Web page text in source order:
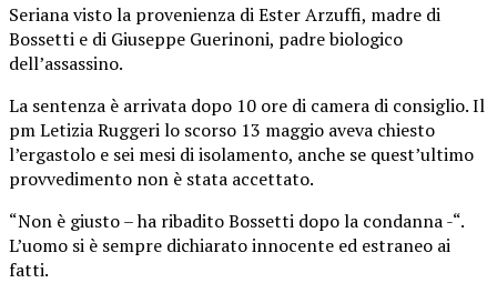
Seriana visto la provenienza di Ester Arzuffi, madre di
Bossetti e di Giuseppe Guerinoni, padre biologico
dell’assassino.
La sentenza è arrivata dopo 10 ore di camera di consiglio. Il
pm Letizia Ruggeri lo scorso 13 maggio aveva chiesto
l’ergastolo e sei mesi di isolamento, anche se quest’ultimo
provvedimento non è stata accettato.
“Non è giusto – ha ribadito Bossetti dopo la condanna -“.
L’uomo si è sempre dichiarato innocente ed estraneo ai
fatti.